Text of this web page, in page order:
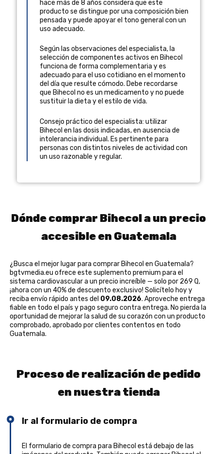
hace más de 8 años considera que este
producto se distingue por una composición bien
pensada y puede apoyar el tono general con un
uso adecuado.
Según las observaciones del especialista, la
selección de componentes activos en Bihecol
funciona de forma complementaria y es
adecuado para el uso cotidiano en el momento
del día que resulte cómodo. Debe recordarse
que Bihecol no es un medicamento y no puede
sustituir la dieta y el estilo de vida.
Consejo práctico del especialista: utilizar
Bihecol en las dosis indicadas, en ausencia de
intolerancia individual. Es pertinente para
personas con distintos niveles de actividad con
un uso razonable y regular.
Dónde comprar Bihecol a un precio
accesible en Guatemala
¿Busca el mejor lugar para comprar Bihecol en Guatemala?
bgtvmedia.eu ofrece este suplemento premium para el
sistema cardiovascular a un precio increíble — solo por 269 Q,
¡ahora con un 40% de descuento exclusivo! Solicítelo hoy y
reciba envío rápido antes del 09.08.2026. Aproveche entrega
fiable en todo el país y pago seguro contra entrega. No pierda la
oportunidad de mejorar la salud de su corazón con un producto
comprobado, aprobado por clientes contentos en todo
Guatemala.
Proceso de realización de pedido
en nuestra tienda
Ir al formulario de compra
El formulario de compra para Bihecol está debajo de las